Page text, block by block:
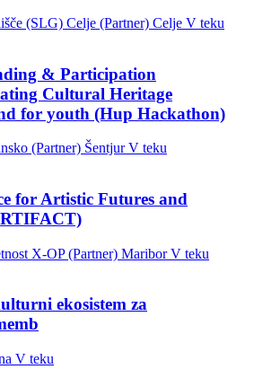
(SLG) Celje (Partner) Celje V teku
& Participation
Cultural Heritage
for youth (Hup Hackathon)
(Partner) Šentjur V teku
for Artistic Futures and
X-OP (Partner) Maribor V teku
ekosistem za
V teku